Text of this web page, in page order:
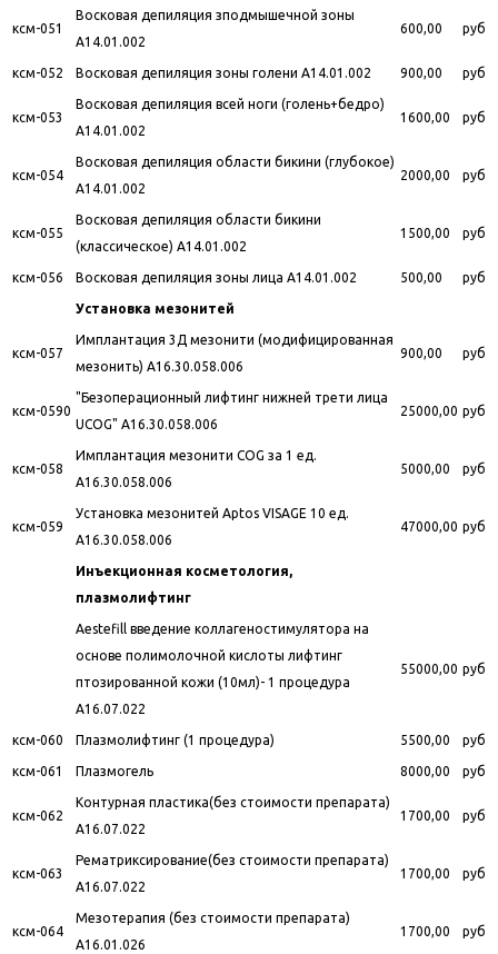
ксм-051
Восковая депиляция зподмышечной зоны
A14.01.002
600,00 руб
ксм-052 Восковая депиляция зоны голени A14.01.002 900,00 руб
ксм-053
Восковая депиляция всей ноги (голень+бедро)
A14.01.002
1600,00 руб
ксм-054
Восковая депиляция области бикини (глубокое)
A14.01.002
2000,00 руб
ксм-055
Восковая депиляция области бикини
(классическое) A14.01.002
1500,00 руб
ксм-056 Восковая депиляция зоны лица A14.01.002 500,00 руб
Установка мезонитей
ксм-057
Имплантация 3Д мезонити (модифицированная
мезонить) A16.30.058.006
900,00 руб
ксм-0590
"Безоперационный лифтинг нижней трети лица
UCOG" A16.30.058.006
25000,00 руб
ксм-058
Имплантация мезонити COG за 1 ед.
A16.30.058.006
5000,00 руб
ксм-059
Установка мезонитей Aptos VISAGE 10 ед.
A16.30.058.006
47000,00 руб
Инъекционная косметология,
плазмолифтинг
Aestefill введение коллагеностимулятора на
основе полимолочной кислоты лифтинг
птозированной кожи (10мл)- 1 процедура
A16.07.022
55000,00 руб
ксм-060 Плазмолифтинг (1 процедура) 5500,00 руб
ксм-061 Плазмогель 8000,00 руб
ксм-062
Контурная пластика(без стоимости препарата)
A16.07.022
1700,00 руб
ксм-063
Рематриксирование(без стоимости препарата)
A16.07.022
1700,00 руб
ксм-064
Мезотерапия (без стоимости препарата)
A16.01.026
1700,00 руб